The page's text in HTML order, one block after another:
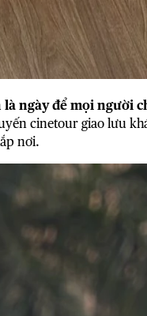
ngày để mọi người
cinetour giao lưu
nơi.